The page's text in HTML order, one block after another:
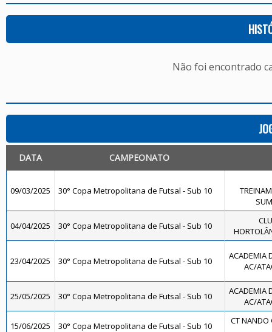
Não foi encontrado
DATA CAMPEONATO
09/03/2025 30° Copa Metropolitana de Futsal - Sub 10
04/04/2025 30° Copa Metropolitana de Futsal - Sub 10
23/04/2025 30° Copa Metropolitana de Futsal - Sub 10
ACADEMIA
AC/
25/05/2025 30° Copa Metropolitana de Futsal - Sub 10
ACADEMIA
AC/
15/06/2025 30° Copa Metropolitana de Futsal - Sub 10 CT NANDO